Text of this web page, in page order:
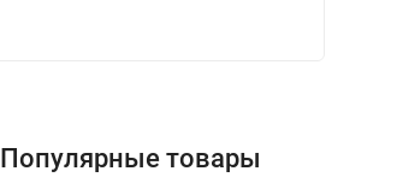
Популярные товары